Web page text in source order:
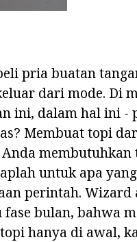
pria buatan
dari mode. Di
ini, dalam hal ini -
Membuat topi
membutuhkan
untuk apa
perintah. Wizard
bulan, bahwa
hanya di awal,